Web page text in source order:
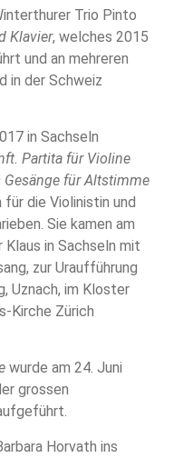
Trio Pinto
Klavier, welches 2015
und an mehreren
in der Schweiz
in Sachseln
Partita für Violine
für Altstimme
für die Violinistin und
Sie kamen am
Klaus in Sachseln mit
zur Uraufführung
Uznach, im Kloster
Kirche Zürich
wurde am 24. Juni
grossen
Horvath ins